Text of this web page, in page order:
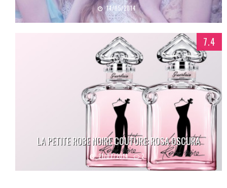
14/05/2014
7.4
LA PETITE ROBE NOIRE COUTURE: ROSA OSCURA
21/07/2014 2